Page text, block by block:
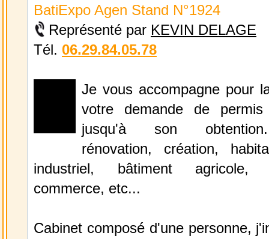
BatiExpo Agen Stand N°1924
Représenté par KEVIN DELAGE
Tél. 06.29.84.05.78
Je vous accompagne pour
votre demande de
jusqu'à son
rénovation, création,
industriel, bâtiment agricole,
commerce, etc...
Cabinet composé d'une personne,